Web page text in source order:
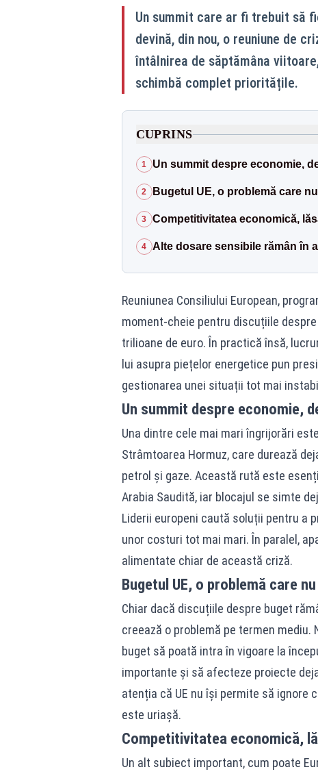
Un summit care ar fi trebuit să
devină, din nou, o reuniune de
întâlnirea de săptămâna
schimbă complet prioritățile.
CUPRINS
1 Un summit despre economie,
2 Bugetul UE, o problemă care
3 Competitivitatea economică,
4 Alte dosare sensibile rămân în
Reuniunea Consiliului European,
moment-cheie pentru discuțiile
trilioane de euro. În practică însă,
lui asupra piețelor energetice pun
gestionarea unei situații tot mai
Un summit despre economie,
Una dintre cele mai mari îngrijorări
Strâmtoarea Hormuz, care durează
petrol și gaze. Această rută este
Arabia Saudită, iar blocajul se simte
Liderii europeni caută soluții pentru a
unor costuri tot mai mari. În paralel,
alimentate chiar de această criză.
Bugetul UE, o problemă care
Chiar dacă discuțiile despre buget
creează o problemă pe termen
buget să poată intra în vigoare la
importante și să afecteze proiecte
atenția că UE nu își permite să ignore
este uriașă.
Competitivitatea economică,
Un alt subiect important, cum poate